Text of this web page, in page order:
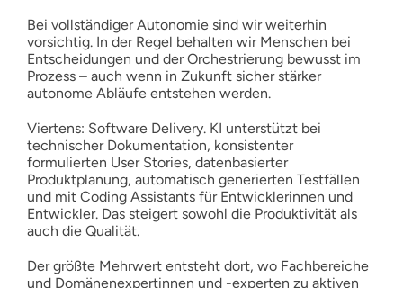
Bei vollständiger Autonomie sind wir weiterhin
vorsichtig. In der Regel behalten wir Menschen bei
Entscheidungen und der Orchestrierung bewusst im
Prozess – auch wenn in Zukunft sicher stärker
autonome Abläufe entstehen werden.
Viertens: Software Delivery. KI unterstützt bei
technischer Dokumentation, konsistenter
formulierten User Stories, datenbasierter
Produktplanung, automatisch generierten Testfällen
und mit Coding Assistants für Entwicklerinnen und
Entwickler. Das steigert sowohl die Produktivität als
auch die Qualität.
Der größte Mehrwert entsteht dort, wo Fachbereiche
und Domänenexpertinnen und -experten zu aktiven